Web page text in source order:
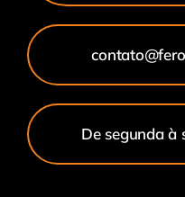
De segunda à